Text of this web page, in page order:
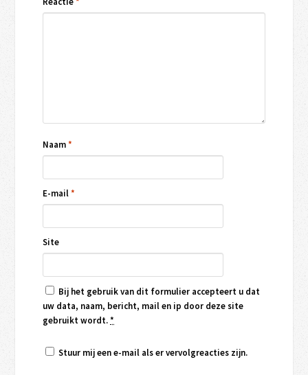
Naam*
E-mail*
Site
Bij het gebruik van dit formulier accepteert u dat
uw data, naam, bericht, mail en ip door deze site
gebruikt wordt.*
Stuur mij een e-mail als er vervolgreacties zijn.